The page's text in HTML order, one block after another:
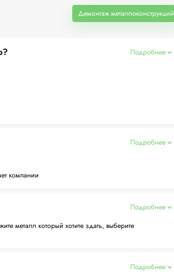
Демонтаж металлоконструкций
Подробнее
Подробнее
компании
Подробнее
металл который хотите здать, выберите
Подробнее